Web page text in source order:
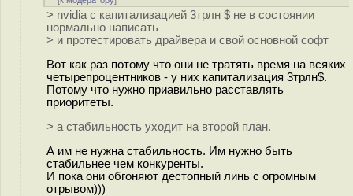
> nvidia с капитализацией 3трлн $ не в состоянии
нормально написать
> и протестировать драйвера и свой основной софт
Вот как раз потому что они не тратять время на всяких
четырепроцентников - у них капитализация 3трлн$.
Потому что нужно приавильно расставлять
приоритеты.
> а стабильность уходит на второй план.
А им не нужна стабильность. Им нужно быть
стабильнее чем конкуренты.
И пока они обгоняют дестопный линь с огромным
отрывом)))